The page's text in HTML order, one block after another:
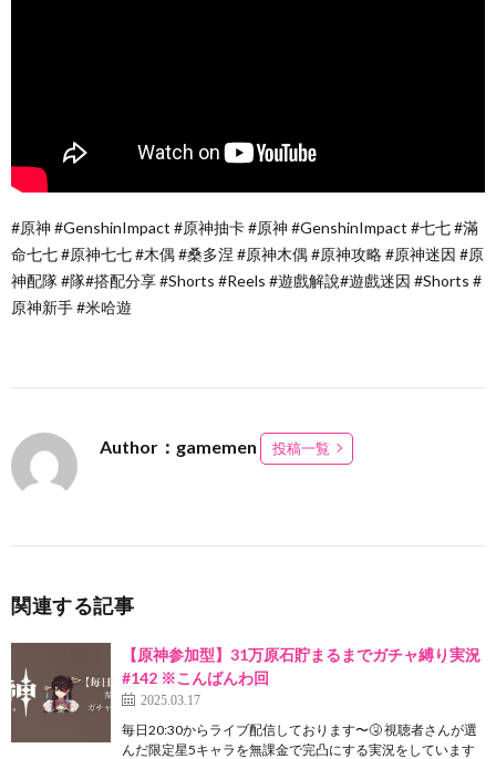
#原神 #GenshinImpact #原神抽卡 #原神 #GenshinImpact #七七 #滿
命七七 #原神七七 #木偶 #桑多涅 #原神木偶 #原神攻略 #原神迷因 #原
神配隊 #隊#搭配分享 #Shorts #Reels #遊戲解說#遊戲迷因 #Shorts #
原神新手 #米哈遊
Author：gamemen 投稿一覧
関連する記事
【原神参加型】31万原石貯まるまでガチャ縛り実況
#142 ※こんばんわ回
2025.03.17
毎日20:30からライブ配信しております〜🤧 視聴者さんが選
んだ限定星5キャラを無課金で完凸にする実況をしています